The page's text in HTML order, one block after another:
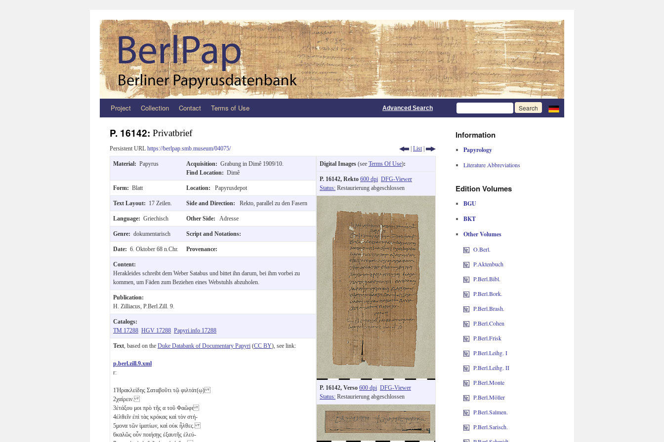
Zum
springen
Project Collection Contact Terms of Use Advanced Search
P. 16142: Privatbrief
Persistent URL https://berlpap.smb.museum/04075/ | List |
Material: Papyrus Acquisition: Grabung in Dimê 1909/10.
Find Location: Dimê
Form: Blatt Location: Papyrusdepot
Text Layout: 17 Zeilen. Side and Direction: Rekto, parallel zu den Fasern
Language: Griechisch Other Side: Adresse
Genre: dokumentarisch Script and Notations:
Date: 6. Oktober 68 n.Chr. Provenance:
Content:
Herakleides schreibt dem Weber Satabus und bittet ihn darum, bei ihm vorbei zu
kommen, um Fäden zum Beziehen eines Webstuhls abzuholen.
Publication:
H. Zilliacus, P.Berl.Zill. 9.
Catalogs:
TM 17288 HGV 17288 Papyri.info 17288
Text , based on the Duke Databank of Documentary Papyri (CC BY), see link:
p.berl.zill.9.xml
r:
1Ἡρακλείδης Σαταβοῦτι τῷ φιλτάτ(ῳ)
2χαίρειν.
3ἐτάξου μοι πρὸ τῆς α τοῦ Φαῶφι
4ἐλθεῖν ἐπὶ τὰς κρόκας καὶ τὸν στή-
5μονα τῶν ἱματίων, καὶ οὐκ ἦλθες.
6καλῶς οὖν ποιήσῃς ἐξαυτῆς ἐλεύ-
Digital Images (see Terms Of Use):
P. 16142, Rekto 600 dpi DFG-Viewer
Status: Restaurierung abgeschlossen
P. 16142, Verso 600 dpi DFG-Viewer
Status: Restaurierung abgeschlossen
Information
Papyrology
Literature Abbreviations
Edition Volumes
BGU
BKT
Other Volumes
O.Berl.
P.Aktenbuch
P.Berl.Bibl.
P.Berl.Bork.
P.Berl.Brash.
P.Berl.Cohen
P.Berl.Frisk
P.Berl.Leihg. I
P.Berl.Leihg. II
P.Berl.Monte
P.Berl.Möller
P.Berl.Salmen.
P.Berl.Sarisch.